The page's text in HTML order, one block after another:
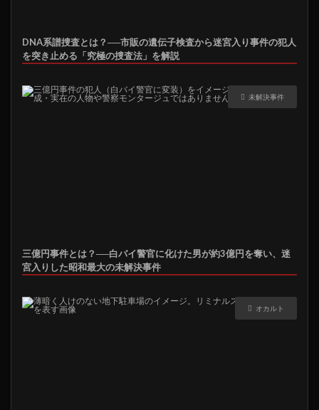
DNA系譜捜査とは？──市販の遺伝子検査から迷宮入り事件の犯人
を突き止める「究極の捜査法」を解説
未解決事件
三億円事件とは？──白バイ警官に化けた男が約3億円を奪い、迷
宮入りした昭和最大の未解決事件
オカルト